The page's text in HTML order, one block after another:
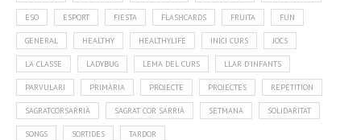
ESO ESPORT FIESTA FLASHCARDS FRUITA FUN
GENERAL HEALTHY HEALTHYLIFE INICI CURS JOCS
LA CLASSE LADYBUG LEMA DEL CURS LLAR D'INFANTS
PARVULARI PRIMÀRIA PROJECTE PROJECTES REPETITION
SAGRATCORSARRIÀ SAGRAT COR SARRIÀ SETMANA SOLIDARITAT
SONGS SORTIDES TARDOR